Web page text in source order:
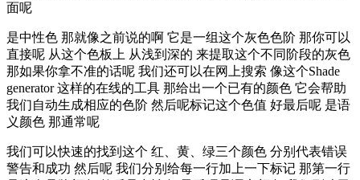
面呢
是中性色 那就像之前说的啊 它是一组这个灰色色阶 那你可以
直接呢 从这个色板上 从浅到深的 来提取这个不同阶段的灰色
那如果你拿不准的话呢 我们还可以在网上搜索 像这个Shade
generator 这样的在线的工具 那给出一个已有的颜色 它会帮助
我们自动生成相应的色阶 然后呢标记这个色值 好最后呢 是语
义颜色 那通常呢
我们可以快速的找到这个 红、黄、绿三个颜色 分别代表错误
警告和成功 然后呢 我们分别给每一行加上一下标记 那第一行